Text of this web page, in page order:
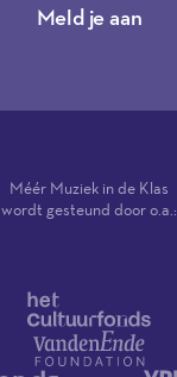
Meld je aan
Méér Muziek in de Klas
wordt gesteund door o.a.: